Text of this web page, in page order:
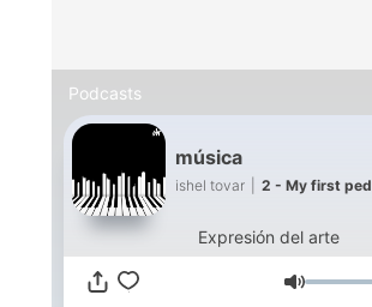
Podcasts
música
ishel tovar 2 - My first ped
Expresión del arte
Volumen